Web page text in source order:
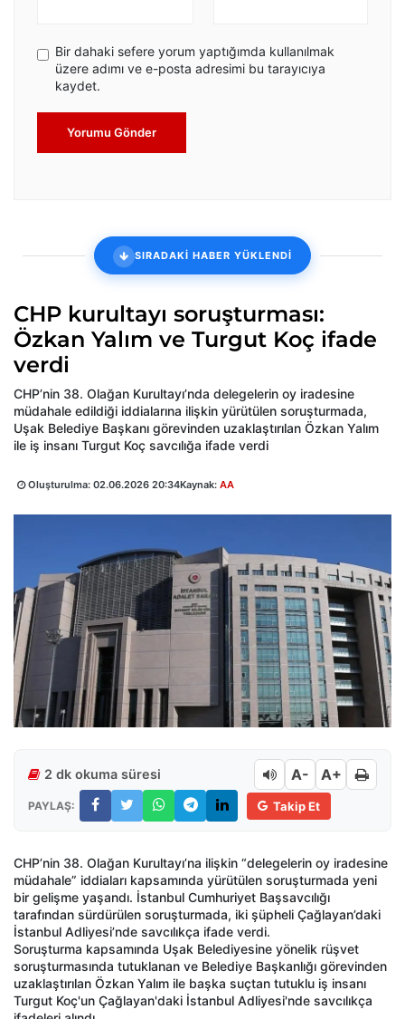
Bir dahaki sefere yorum yaptığımda kullanılmak
üzere adımı ve e-posta adresimi bu tarayıcıya
kaydet.
Yorumu Gönder
SIRADAKİ HABER YÜKLENDİ
CHP kurultayı soruşturması:
Özkan Yalım ve Turgut Koç ifade
verdi
CHP’nin 38. Olağan Kurultayı’nda delegelerin oy iradesine
müdahale edildiği iddialarına ilişkin yürütülen soruşturmada,
Uşak Belediye Başkanı görevinden uzaklaştırılan Özkan Yalım
ile iş insanı Turgut Koç savcılığa ifade verdi
Oluşturulma: 02.06.2026 20:34Kaynak: AA
2 dk okuma süresi A- A+
PAYLAŞ: Takip Et
CHP’nin 38. Olağan Kurultayı’na ilişkin “delegelerin oy iradesine
müdahale” iddiaları kapsamında yürütülen soruşturmada yeni
bir gelişme yaşandı. İstanbul Cumhuriyet Başsavcılığı
tarafından sürdürülen soruşturmada, iki şüpheli Çağlayan’daki
İstanbul Adliyesi’nde savcılıkça ifade verdi.
Soruşturma kapsamında Uşak Belediyesine yönelik rüşvet
soruşturmasında tutuklanan ve Belediye Başkanlığı görevinden
uzaklaştırılan Özkan Yalım ile başka suçtan tutuklu iş insanı
Turgut Koç'un Çağlayan'daki İstanbul Adliyesi'nde savcılıkça